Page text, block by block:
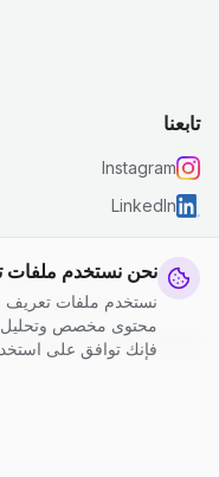
نحن نستخدم ملفات
نستخدم ملفات تعريف
محتوى مخصص وتحليل
فإنك توافق على
تابعنا
Instagram
LinkedIn
© 2026 جست كلين. جميع الحقوق محفوظة.
إعدادات ملفات تعريف